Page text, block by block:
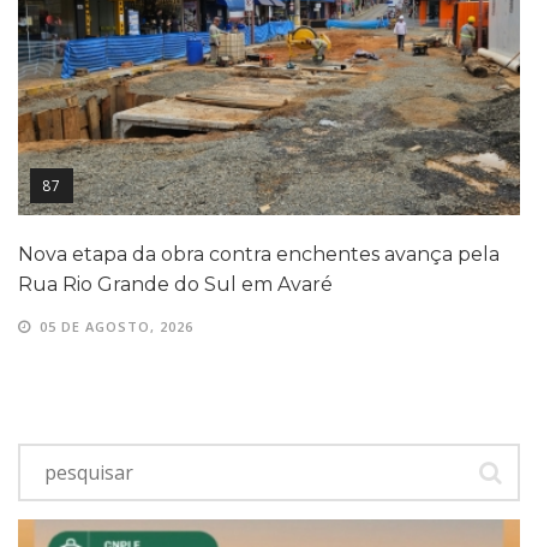
87
Nova etapa da obra contra enchentes avança pela
Rua Rio Grande do Sul em Avaré
05 DE AGOSTO, 2026